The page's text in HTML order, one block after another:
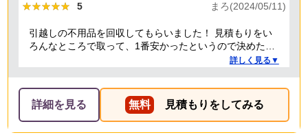
★★★★★
★★★★★ 5 まろ(2024/05/11)
引越しの不用品を回収してもらいました！ 見積もりをい
ろんなところで取って、1番安かったというので決めたの
ですが、 対応や話し方も、丁寧で優しく、 作業自体も素
回収の時は料金しようと思いました！
詳しく見る▼
詳細を見る 無料 見積もりをしてみる